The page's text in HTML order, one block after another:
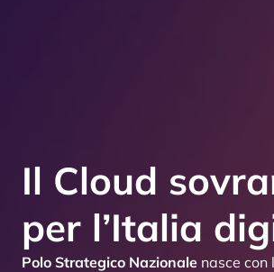
Il Cloud
per l’Italia
Polo Strategico Nazionale nasce con